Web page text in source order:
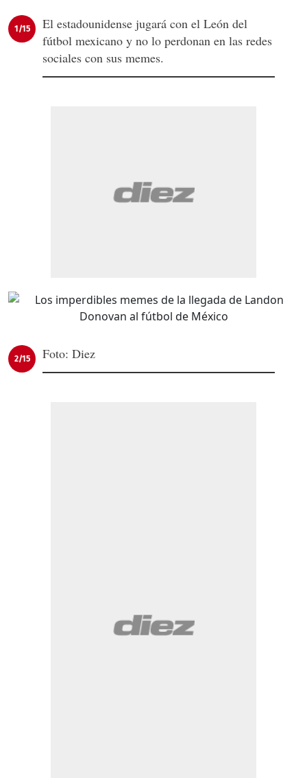
1/15
El estadounidense jugará con el León del
fútbol mexicano y no lo perdonan en las redes
sociales con sus memes.
2/15 Foto: Diez